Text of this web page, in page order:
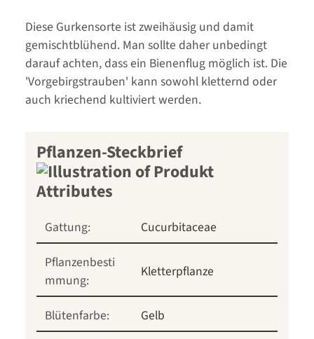
Diese Gurkensorte ist zweihäusig und damit
gemischtblühend. Man sollte daher unbedingt
darauf achten, dass ein Bienenflug möglich ist. Die
'Vorgebirgstrauben' kann sowohl kletternd oder
auch kriechend kultiviert werden.
Pflanzen-Steckbrief
Gattung:
Cucurbitaceae
Pflanzenbesti
mmung:
Kletterpflanze
Blütenfarbe:
Gelb